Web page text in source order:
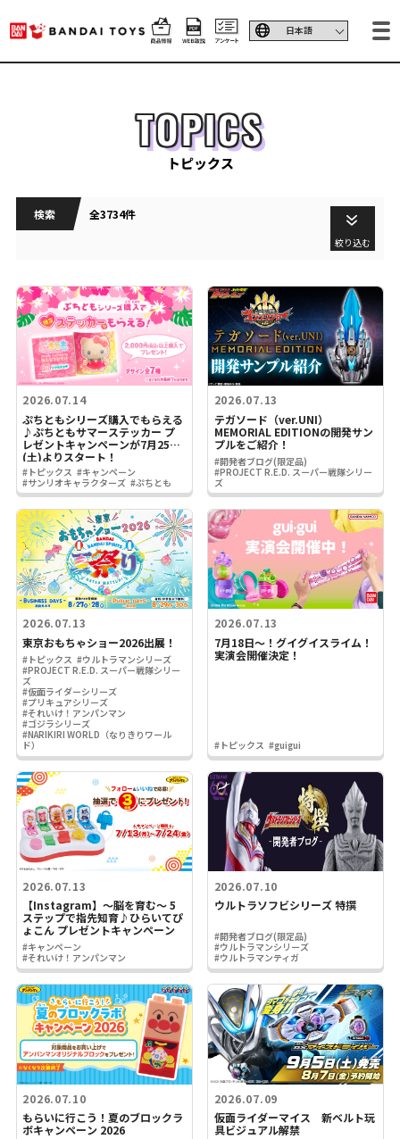
TOPICS
トピックス
検索 全3734件
絞り込む
2026.07.14
ぷちともシリーズ購入でもらえる
♪ぷちともサマーステッカー プ
レゼントキャンペーンが7月25日
(土)よりスタート！
#トピックス #キャンペーン
#サンリオキャラクターズ #ぷちとも
2026.07.13
テガソード（ver.UNI）
MEMORIAL EDITIONの開発サン
プルをご紹介！
#開発者ブログ(限定品)
#PROJECT R.E.D. スーパー戦隊シリー
ズ
2026.07.13
東京おもちゃショー2026出展！
#トピックス #ウルトラマンシリーズ
#PROJECT R.E.D. スーパー戦隊シリー
ズ
#仮面ライダーシリーズ
#プリキュアシリーズ
#それいけ！アンパンマン
#ゴジラシリーズ
#NARIKIRI WORLD（なりきりワール
ド）
2026.07.13
7月18日～！グイグイスライム！
実演会開催決定！
#トピックス #guigui
2026.07.13
【Instagram】～脳を育む～ 5
ステップで指先知育♪ひらいてぴ
ょこん プレゼントキャンペーン
#キャンペーン
#それいけ！アンパンマン
2026.07.10
ウルトラソフビシリーズ 特撰
#開発者ブログ(限定品)
#ウルトラマンシリーズ
#ウルトラマンティガ
2026.07.10
もらいに行こう！夏のブロックラ
ボキャンペーン 2026
2026.07.09
仮面ライダーマイス 新ベルト玩
具ビジュアル解禁